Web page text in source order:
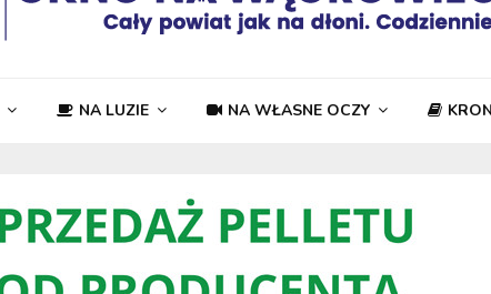
NA LUZIE NA WŁASNE OCZY